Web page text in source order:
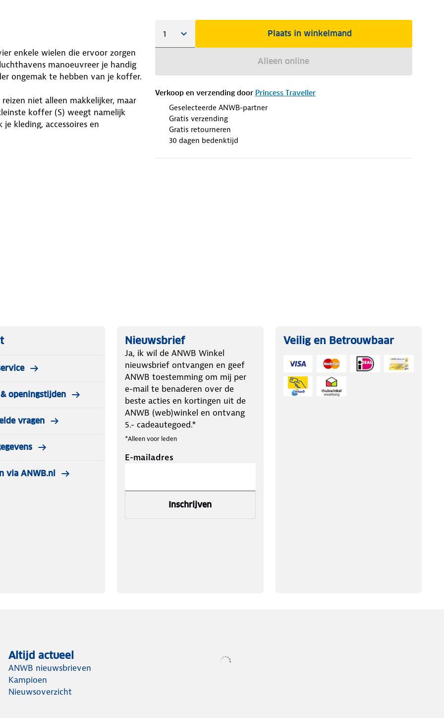
Plaats in winkelmand
Alleen online
Verkoop en verzending door Princess Traveller
Geselecteerde ANWB-partner
Gratis verzending
Gratis retourneren
30 dagen bedenktijd
enkele wielen die ervoor zorgen
manoeuvreer je handig
ongemak te hebben van je koffer.
niet alleen makkelijker, maar
koffer (S) weegt namelijk
kleding, accessoires en
is uitgerust met een ritspaneel en
kleding netjes zitten. Op de
ingepakt. Zonder gehusselde
koffer
van een comfortabele koffer.
hebben een luxe uitstraling
in opvallende roze, mint
koffer vast weer bij jou terecht met
openingstijden
vragen
via ANWB.nl
Nieuwsbrief
Ja, ik wil de ANWB Winkel
nieuwsbrief ontvangen en geef
ANWB toestemming om mij per
e-mail te benaderen over de
beste acties en kortingen uit de
ANWB (web)winkel en ontvang
5.- cadeautegoed.*
*Alleen voor leden
E-mailadres
Inschrijven
Veilig en Betrouwbaar
Altijd actueel
ANWB nieuwsbrieven
Kampioen
Nieuwsoverzicht